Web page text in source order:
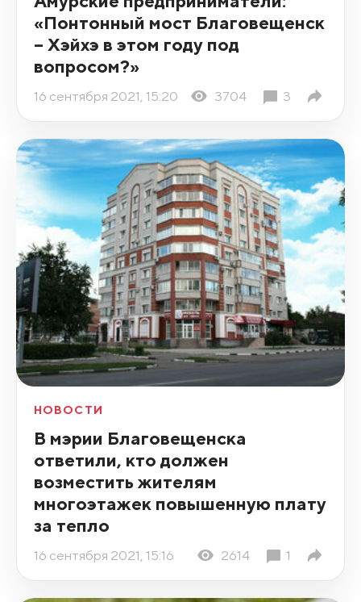
«Понтонный мост Благовещенск
– Хэйхэ в этом году под
вопросом?»
16 сентября 2021, 15:20 3704 3
НОВОСТИ
В мэрии Благовещенска
ответили, кто должен
возместить жителям
многоэтажек повышенную плату
за тепло
16 сентября 2021, 15:16 2614 1